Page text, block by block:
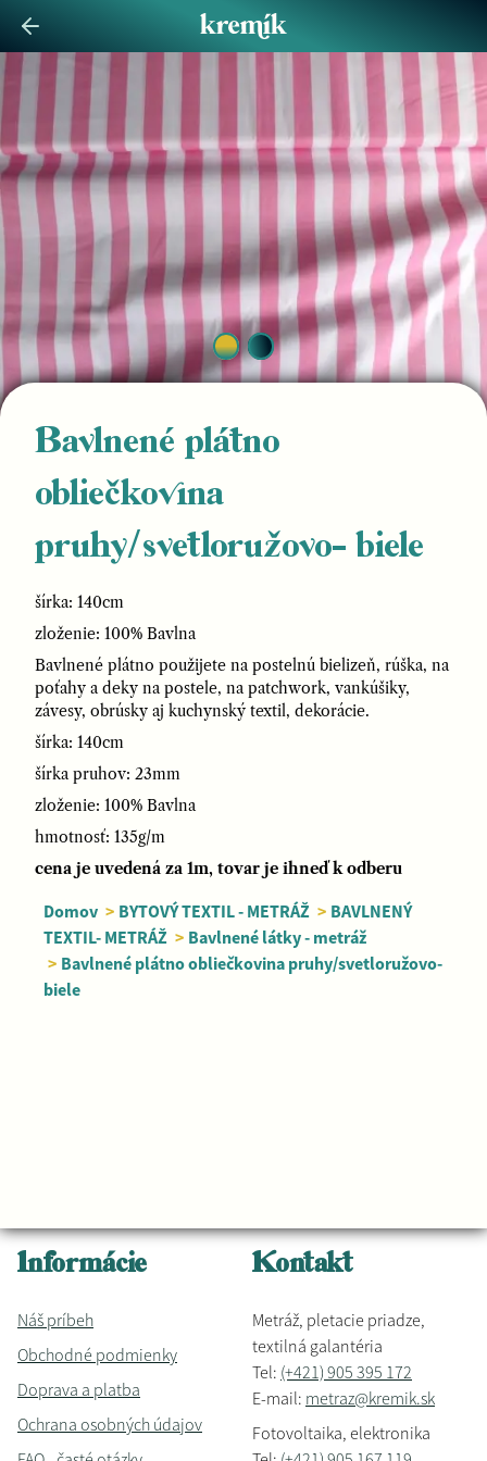
Bavlnené plátno
obliečkovina
pruhy/svetloružovo- biele
šírka: 140cm
zloženie: 100% Bavlna
Bavlnené plátno použijete na postelnú bielizeň, rúška, na
poťahy a deky na postele, na patchwork, vankúšiky,
závesy, obrúsky aj kuchynský textil, dekorácie.
šírka: 140cm
šírka pruhov: 23mm
zloženie: 100% Bavlna
hmotnosť: 135g/m
cena je uvedená za 1m, tovar je ihneď k odberu
Domov > BYTOVÝ TEXTIL - METRÁŽ > BAVLNENÝ
TEXTIL- METRÁŽ > Bavlnené látky - metráž
> Bavlnené plátno obliečkovina pruhy/svetloružovo-
biele
Informácie
Náš príbeh
Obchodné podmienky
Doprava a platba
Ochrana osobných údajov
Kontakt
Metráž, pletacie priadze,
textilná galantéria
Tel: (+421) 905 395 172
E-mail: metraz@kremik.sk
Fotovoltaika, elektronika